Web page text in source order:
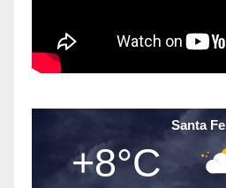
Santa Fe
+8°C